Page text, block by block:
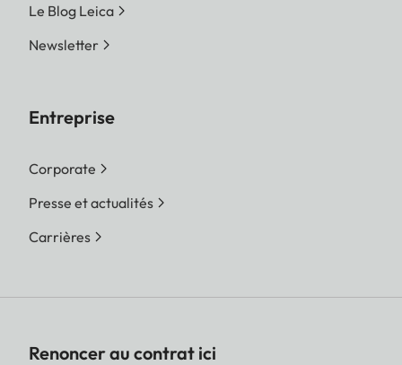
Le Blog Leica
Newsletter
Entreprise
Corporate
Presse et actualités
Carrières
Renoncer au contrat ici